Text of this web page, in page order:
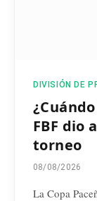
DIVISIÓN DE
FBF dio
torneo
08/08/2026
La Copa